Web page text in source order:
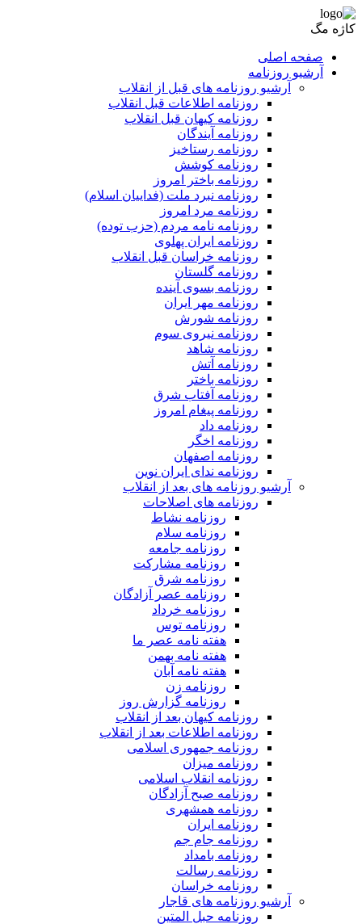
کاژه مگ
صفحه اصلی
آرشیو روزنامه
آرشیو روزنامه های قبل از انقلاب
روزنامه اطلاعات قبل انقلاب
روزنامه کیهان قبل انقلاب
روزنامه آیندگان
روزنامه رستاخیز
روزنامه کوشش
روزنامه باختر امروز
روزنامه نبرد ملت (فداییان اسلام)
روزنامه مرد امروز
روزنامه نامه مردم (حزب توده)
روزنامه ایران پهلوی
روزنامه خراسان قبل انقلاب
روزنامه گلستان
روزنامه بسوی آینده
روزنامه مهر ایران
روزنامه شورش
روزنامه نیروی سوم
روزنامه شاهد
روزنامه آتش
روزنامه باختر
روزنامه آفتاب شرق
روزنامه پیغام امروز
روزنامه داد
روزنامه اخگر
روزنامه اصفهان
روزنامه ندای ایران نوین
آرشیو روزنامه های بعد از انقلاب
روزنامه های اصلاحات
روزنامه نشاط
روزنامه سلام
روزنامه جامعه
روزنامه مشارکت
روزنامه شرق
روزنامه عصر آزادگان
روزنامه خرداد
روزنامه توس
هفته نامه عصر ما
هفته نامه بهمن
هفته نامه آبان
روزنامه زن
روزنامه گزارش روز
روزنامه کیهان بعد از انقلاب
روزنامه اطلاعات بعد از انقلاب
روزنامه جمهوری اسلامی
روزنامه میزان
روزنامه انقلاب اسلامی
روزنامه صبح آزادگان
روزنامه همشهری
روزنامه ایران
روزنامه جام جم
روزنامه بامداد
روزنامه رسالت
روزنامه خراسان
آرشیو روزنامه های قاجار
روزنامه حبل المتین